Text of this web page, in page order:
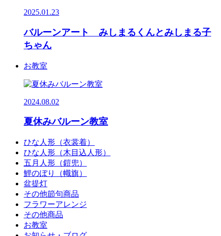
2025.01.23
バルーンアート みしまるくんとみしまる子
ちゃん
お教室
2024.08.02
夏休みバルーン教室
ひな人形（衣裳着）
ひな人形（木目込人形）
五月人形（鎧兜）
鯉のぼり（幟旗）
盆提灯
その他節句商品
フラワーアレンジ
その他商品
お教室